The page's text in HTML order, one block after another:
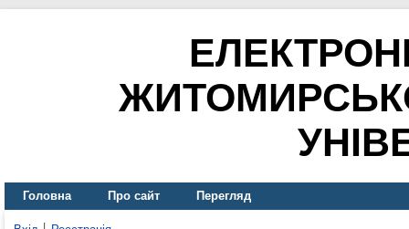
Головна Про сайт Перегляд